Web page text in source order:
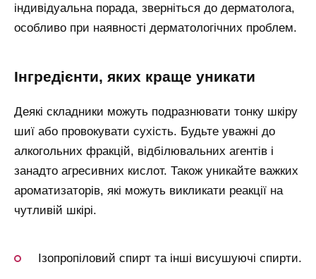
індивідуальна порада, зверніться до дерматолога,
особливо при наявності дерматологічних проблем.
інгредієнти, яких краще уникати
Деякі складники можуть подразнювати тонку шкіру
шиї або провокувати сухість. Будьте уважні до
алкогольних фракцій, відбілювальних агентів і
занадто агресивних кислот. Також уникайте важких
ароматизаторів, які можуть викликати реакції на
чутливій шкірі.
Ізопропіловий спирт та інші висушуючі спирти.